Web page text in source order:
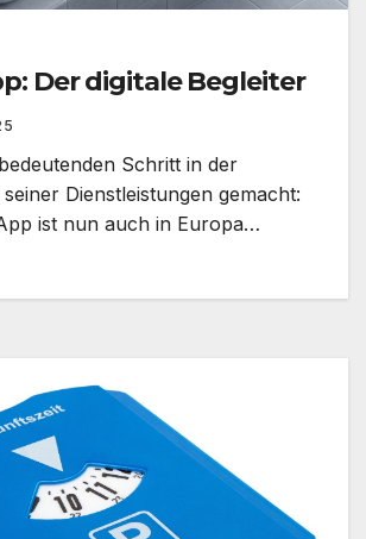
Der digitale Begleiter
Schritt in der
Dienstleistungen gemacht:
ist nun auch in Europa…